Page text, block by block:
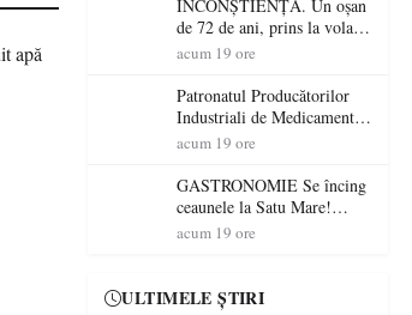
INCONȘTIENȚĂ. Un oșan
de 72 de ani, prins la volan
fără permis! Polițiștii l-au
acum 19 ore
Patronatul Producătorilor
Industriali de Medicamente
din România (PRIMER):
energie electrică a fabricilor
de medicamente va pune în
pericol accesul pacienților la
medicamente esențiale
acum 19 ore
GASTRONOMIE Se încing
ceaunele la Satu Mare!
Concursul „Veress Ádám”
jurat de renume
acum 19 ore
ULTIMELE ȘTIRI